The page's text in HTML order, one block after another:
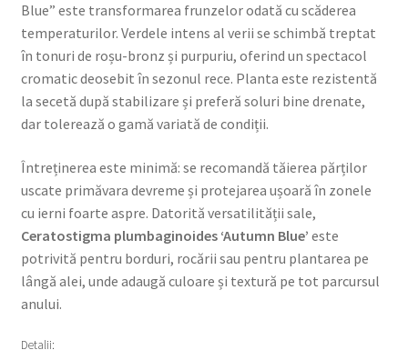
Blue” este transformarea frunzelor odată cu scăderea
temperaturilor. Verdele intens al verii se schimbă treptat
în tonuri de roșu-bronz și purpuriu, oferind un spectacol
cromatic deosebit în sezonul rece. Planta este rezistentă
la secetă după stabilizare și preferă soluri bine drenate,
dar tolerează o gamă variată de condiții.
Întreținerea este minimă: se recomandă tăierea părților
uscate primăvara devreme și protejarea ușoară în zonele
cu ierni foarte aspre. Datorită versatilității sale,
Ceratostigma plumbaginoides ‘Autumn Blue’ este
potrivită pentru borduri, rocării sau pentru plantarea pe
lângă alei, unde adaugă culoare și textură pe tot parcursul
anului.
Detalii: